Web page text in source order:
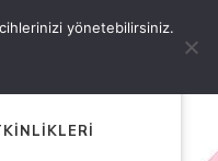
yönetebilirsiniz.